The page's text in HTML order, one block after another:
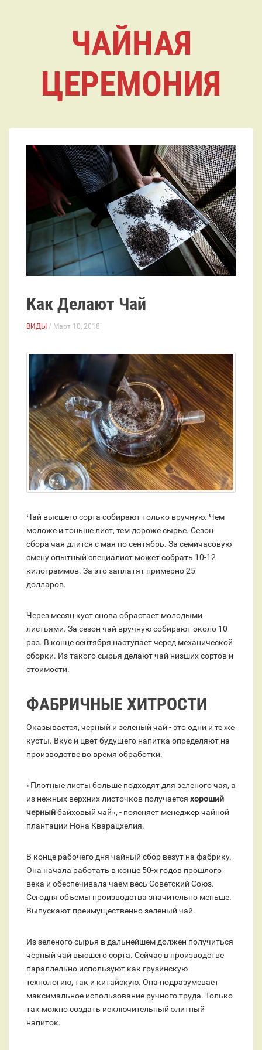
ЧАЙНАЯ
ЦЕРЕМОНИЯ
Как Делают Чай
ВИДЫ / Март 10, 2018
Чай высшего сорта собирают только вручную. Чем
моложе и тоньше лист, тем дороже сырье. Сезон
сбора чая длится с мая по сентябрь. За семичасовую
смену опытный специалист может собрать 10-12
килограммов. За это заплатят примерно 25
долларов.
Через месяц куст снова обрастает молодыми
листьями. За сезон чай вручную собирают около 10
раз. В конце сентября наступает черед механической
сборки. Из такого сырья делают чай низших сортов и
стоимости.
ФАБРИЧНЫЕ ХИТРОСТИ
Оказывается, черный и зеленый чай - это одни и те же
кусты. Вкус и цвет будущего напитка определяют на
производстве во время обработки.
«Плотные листы больше подходят для зеленого чая, а
из нежных верхних листочков получается хороший
черныйбайховый чай», - поясняет менеджер чайной
плантации Нона Кварацхелия.
В конце рабочего дня чайный сбор везут на фабрику.
Она начала работать в конце 50-х годов прошлого
века и обеспечивала чаем весь Советский Союз.
Сегодня объемы производства значительно меньше.
Выпускают преимущественно зеленый чай.
Из зеленого сырья в дальнейшем должен получиться
черный чай высшего сорта. Сейчас в производстве
параллельно используют как грузинскую
технологию, так и китайскую. Она подразумевает
максимальное использование ручного труда. Только
так можно создать исключительный элитный
напиток.